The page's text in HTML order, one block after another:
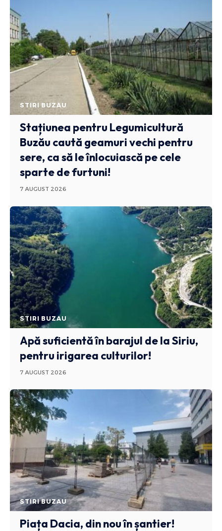
STIRI BUZAU
Stațiunea pentru Legumicultură
Buzău caută geamuri vechi pentru
sere, ca să le înlocuiască pe cele
sparte de furtuni!
7 AUGUST 2026
STIRI BUZAU
Apă suficientă în barajul de la Siriu,
pentru irigarea culturilor!
7 AUGUST 2026
STIRI BUZAU
Piața Dacia, din nou în șantier!